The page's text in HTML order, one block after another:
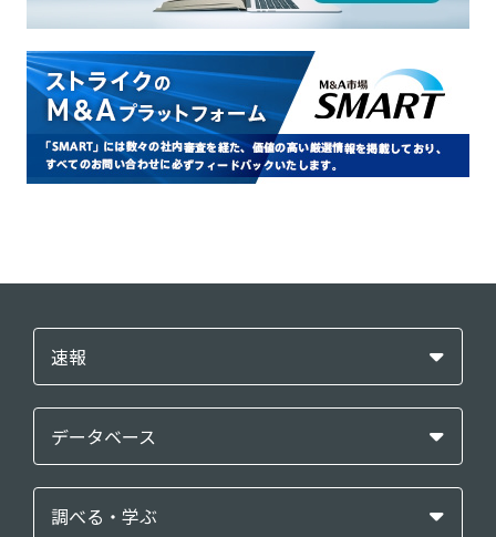
速報
データベース
調べる・学ぶ